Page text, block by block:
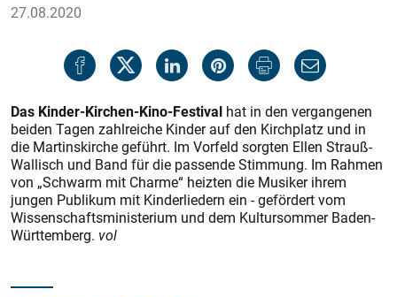
27.08.2020
Das Kinder-Kirchen-Kino-Festival hat in den vergangenen
beiden Tagen zahlreiche Kinder auf den Kirchplatz und in
die Martinskirche geführt. Im Vorfeld sorgten Ellen Strauß-
Wallisch und Band für die passende Stimmung. Im Rahmen
von „Schwarm mit Charme“ heizten die Musiker ihrem
jungen Publikum mit Kinderliedern ein - gefördert vom
Wissenschaftsministerium und dem Kultursommer Baden-
Württemberg. vol